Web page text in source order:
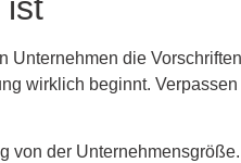
Unternehmen die
wirklich beginnt.
von der